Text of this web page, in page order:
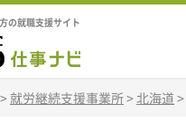
の就職支援サイト
> 就労継続支援事業所> 北海道 >